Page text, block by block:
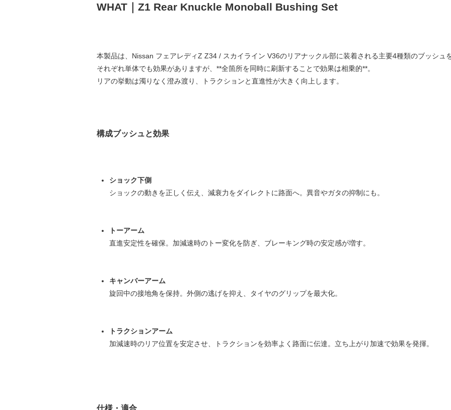
WHAT｜Z1 Rear Knuckle Monoball Bushing Set
本製品は、Nissan フェアレディZ Z34 / スカイライン V36のリアナックル部に装着される主要4種類のブッシュ
それぞれ単体でも効果がありますが、**全箇所を同時に刷新することで効果は相乗的**。
リアの挙動は濁りなく澄み渡り、トラクションと直進性が大きく向上します。
構成ブッシュと効果
ショック下側
ショックの動きを正しく伝え、減衰力をダイレクトに路面へ。異音やガタの抑制にも。
トーアーム
直進安定性を確保。加減速時のトー変化を防ぎ、ブレーキング時の安定感が増す。
キャンバーアーム
旋回中の接地角を保持。外側の逃げを抑え、タイヤのグリップを最大化。
トラクションアーム
加減速時のリア位置を安定させ、トラクションを効率よく路面に伝達。立ち上がり加速で効果を発揮。
仕様・適合